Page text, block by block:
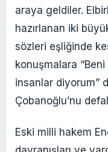
araya geldiler.
hazırlanan iki
sözleri eşliğinde
konuşmalara
insanlar diyorum”
Çobanoğlu’nu
Eski milli hakem